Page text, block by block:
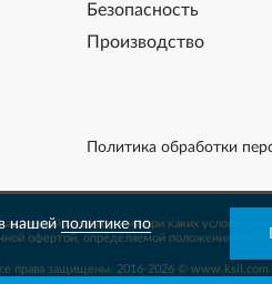
Безопасность
Производство
Политика обработки
характер и ни при каких условиях
офертой, определяемой положениями
права защищены. 2016-2026 ©
нашейполитике по